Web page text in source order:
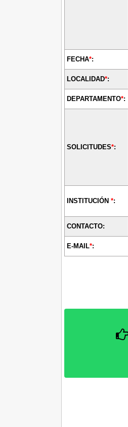
FECHA*:
LOCALIDAD*:
DEPARTAMENTO*:
SOLICITUDES*:
INSTITUCIÓN *:
CONTACTO:
E-MAIL*: